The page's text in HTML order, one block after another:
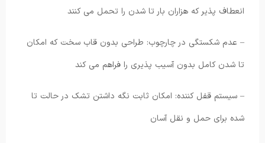
انعطاف پذیر که هزاران بار تا شدن را تحمل می کنند
– عدم شکستگی در چارچوب: طراحی بدون قاب سخت که امکان
تا شدن کامل بدون آسیب پذیری را فراهم می کند
– سیستم قفل کننده: امکان ثابت نگه داشتن تشک در حالت تا
شده برای حمل و نقل آسان